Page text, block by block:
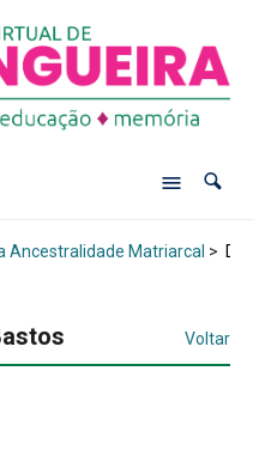
Ancestralidade Matriarcal >
Voltar